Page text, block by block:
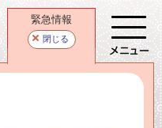
緊急情報
閉じる
メニュー